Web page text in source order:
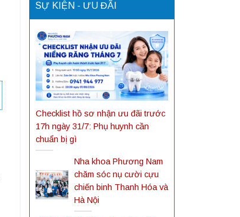
SỰ KIỆN - ƯU ĐÃI
Checklist hồ sơ nhận ưu đãi trước
17h ngày 31/7: Phụ huynh cần
chuẩn bị gì
Nha khoa Phương Nam
chăm sóc nụ cười cựu
chiến binh Thanh Hóa và
Hà Nội